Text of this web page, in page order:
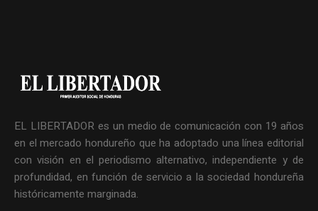
EL LIBERTADOR es un medio de comunicación con 19 años
en el mercado hondureño que ha adoptado una línea editorial
con visión en el periodismo alternativo, independiente y de
profundidad, en función de servicio a la sociedad hondureña
históricamente marginada.